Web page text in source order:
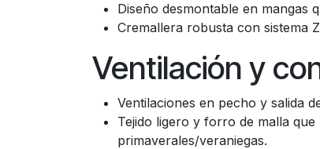
Diseño desmontable en mangas
Cremallera robusta con sistema
Ventilación y
Ventilaciones en pecho y salida
Tejido ligero y forro de malla
primaverales/veraniegas.